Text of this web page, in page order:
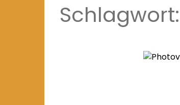
Schlagwort: